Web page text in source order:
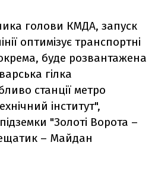
голови КМДА, запуск
оптимізує транспортні
буде розвантажена
гілка
станції метро
інститут",
"Золоті Ворота –
– Майдан